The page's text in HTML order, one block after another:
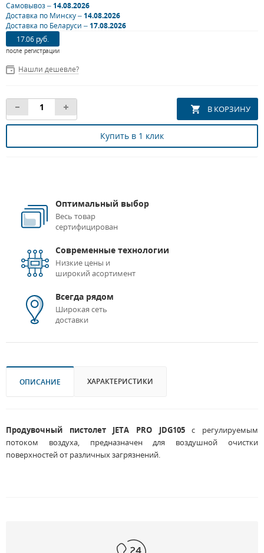
Самовывоз –14.08.2026
Доставка по Минску –14.08.2026
Доставка по Беларуси –17.08.2026
17.06 руб.
после регистрации
Нашли дешевле?
Купить в 1 клик
Оптимальный выбор
Весь товар
сертифицирован
Современные технологии
Низкие цены и
широкий асортимент
Всегда рядом
Широкая сеть
доставки
ОПИСАНИЕ ХАРАКТЕРИСТИКИ
Продувочный пистолет JETA PRO JDG105с регулируемым
потоком воздуха, предназначен для воздушной очистки
поверхностей от различных загрязнений.